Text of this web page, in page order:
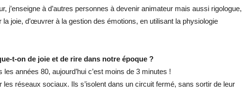
j’enseigne à d’autres personnes à devenir animateur mais aussi rigologue,
joie, d’œuvrer à la gestion des émotions, en utilisant la physiologie
t-on de joie et de rire dans notre époque ?
années 80, aujourd’hui c’est moins de 3 minutes !
les réseaux sociaux. Ils s’isolent dans un circuit fermé, sans sortir de leur